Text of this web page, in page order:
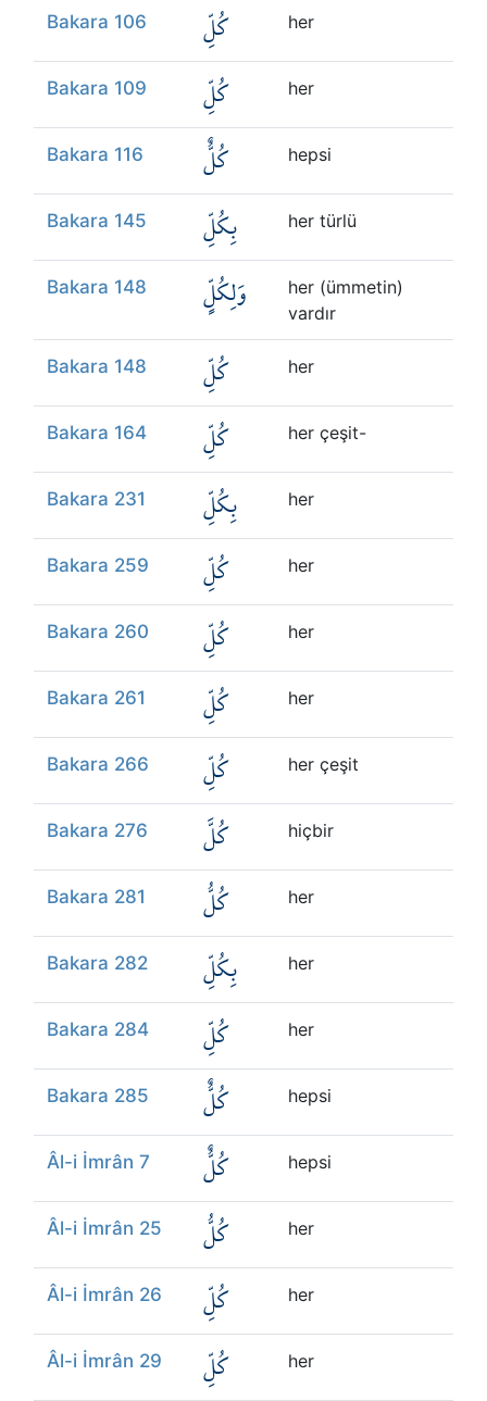
Bakara 106 كُلِّ her
Bakara 109 كُلِّ her
Bakara 116 كُلٌّ hepsi
Bakara 145 بِكُلِّ her türlü
Bakara 148 وَلِكُلٍّ
her (ümmetin)
vardır
Bakara 148 كُلِّ her
Bakara 164 كُلِّ her çeşit-
Bakara 231 بِكُلِّ her
Bakara 259 كُلِّ her
Bakara 260 كُلِّ her
Bakara 261 كُلِّ her
Bakara 266 كُلِّ her çeşit
Bakara 276 كُلَّ hiçbir
Bakara 281 كُلُّ her
Bakara 282 بِكُلِّ her
Bakara 284 كُلِّ her
Bakara 285 كُلٌّ hepsi
Âl-i İmrân 7 كُلٌّ hepsi
Âl-i İmrân 25 كُلُّ her
Âl-i İmrân 26 كُلِّ her
Âl-i İmrân 29 كُلِّ her